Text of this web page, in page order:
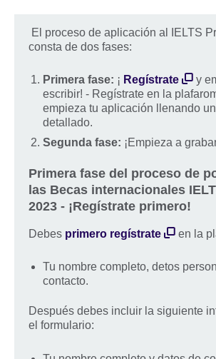
El proceso de aplicación al IELTS
consta de dos fases:
Primera fase: ¡ Regístrate
y
escribir! - Regístrate en la
empieza tu aplicación llenando
detallado.
Segunda fase: ¡Empieza a
Primera fase del proceso de
las Becas internacionales
2023 - ¡Regístrate primero!
Debes primero regístrate en la
Tu nombre completo, detos
contacto.
Después debes incluir la siguiente
el formulario: